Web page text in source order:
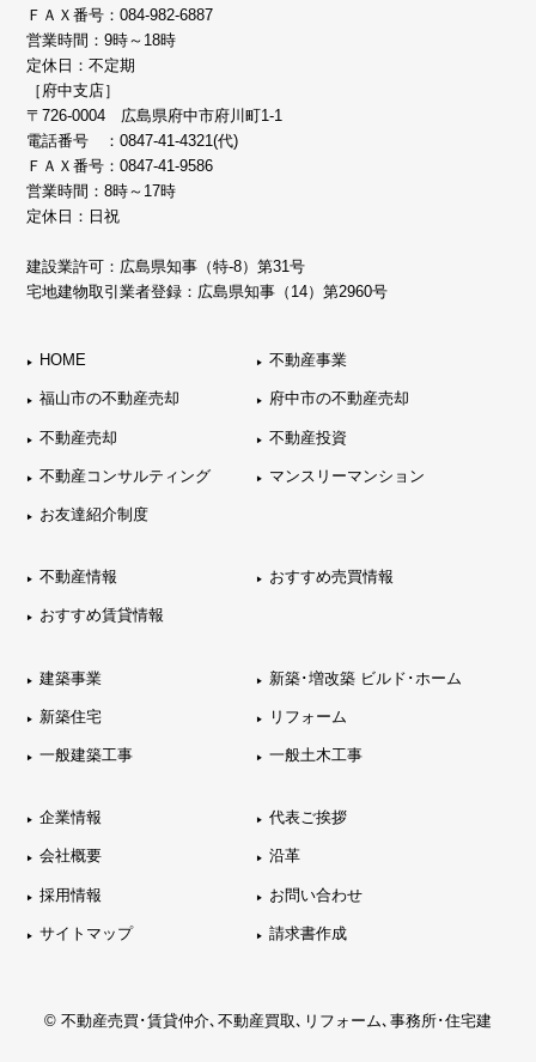
ＦＡＸ番号：084-982-6887
営業時間：9時～18時
定休日：不定期
［府中支店］
〒726-0004 広島県府中市府川町1-1
電話番号 ：0847-41-4321(代)
ＦＡＸ番号：0847-41-9586
営業時間：8時～17時
定休日：日祝
建設業許可：広島県知事（特-8）第31号
宅地建物取引業者登録：広島県知事（14）第2960号
HOME 不動産事業
福山市の不動産売却 府中市の不動産売却
不動産売却 不動産投資
不動産コンサルティング マンスリーマンション
お友達紹介制度
不動産情報 おすすめ売買情報
おすすめ賃貸情報
建築事業 新築･増改築 ビルド･ホーム
新築住宅 リフォーム
一般建築工事 一般土木工事
企業情報 代表ご挨拶
会社概要 沿革
採用情報 お問い合わせ
サイトマップ 請求書作成
© 不動産売買･賃貸仲介､不動産買取､リフォーム､事務所･住宅建